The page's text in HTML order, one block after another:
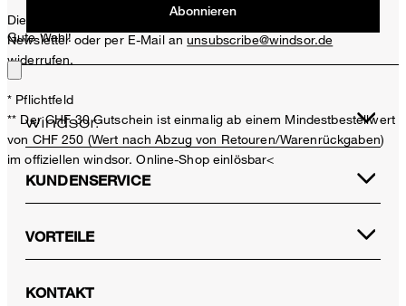
Diese Einwilligung kann ich jederzeit durch den Abmeldelink im
Newsletter oder per E-Mail anunsubscribe@windsor.de
widerrufen.
* Pflichtfeld
** Der CHF 30 Gutschein ist einmalig ab einem Mindestbestellwert
von CHF 250 (Wert nach Abzug von Retouren/Warenrückgaben)
im offiziellen windsor. Online-Shop einlösbar<
Gute Wahl!
Abonnieren
KUNDENSERVICE
VORTEILE
KONTAKT